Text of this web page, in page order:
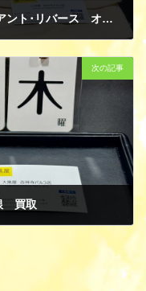
ルイ･ヴィトン モノグラム･ジャイアント･リバース オンザゴー EW M46653 新品 買取
次の記事
買取